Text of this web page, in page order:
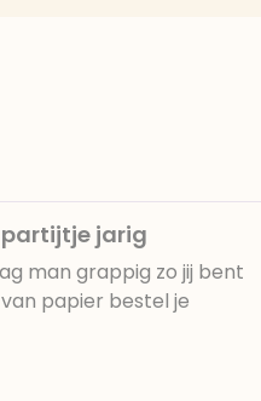
jarig
man grappig zo jij bent
papier bestel je